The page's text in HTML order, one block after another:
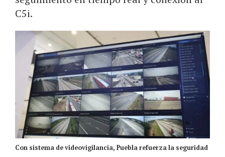
C5i.
Con sistema de videovigilancia, Puebla refuerza la seguridad